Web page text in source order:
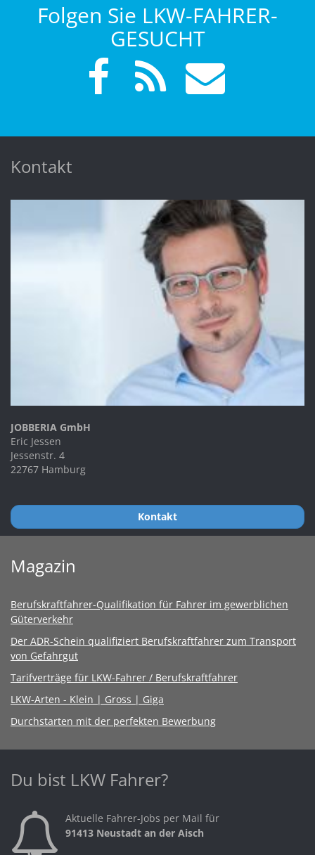
Folgen Sie LKW-FAHRER-
GESUCHT
Kontakt
JOBBERIA GmbH
Eric Jessen
Jessenstr. 4
22767 Hamburg
Kontakt
Magazin
Berufskraftfahrer-Qualifikation für Fahrer im gewerblichen
Güterverkehr
Der ADR-Schein qualifiziert Berufskraftfahrer zum Transport
von Gefahrgut
Tarifverträge für LKW-Fahrer / Berufskraftfahrer
LKW-Arten - Klein | Gross | Giga
Durchstarten mit der perfekten Bewerbung
Du bist LKW Fahrer?
Aktuelle Fahrer-Jobs per Mail für
91413 Neustadt an der Aisch